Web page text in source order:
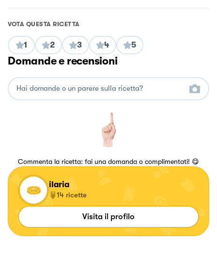
VOTA QUESTA RICETTA
1 2 3 4 5
Domande e recensioni
Commenta la ricetta: fai una domanda o complimentati! 😋
ilaria
14 ricette
Visita il profilo